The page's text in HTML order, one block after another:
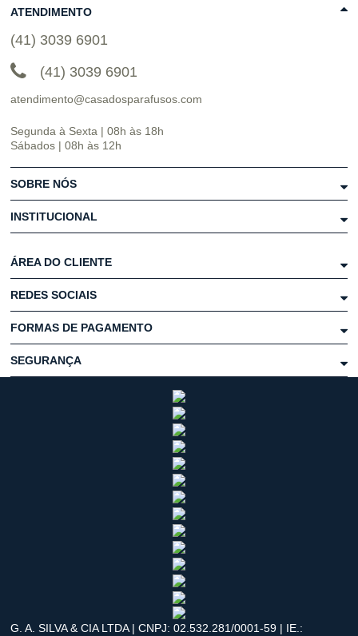
ATENDIMENTO
(41) 3039 6901
(41) 3039 6901
atendimento@casadosparafusos.com
Segunda à Sexta | 08h às 18h
Sábados | 08h às 12h
SOBRE NÓS
INSTITUCIONAL
ÁREA DO CLIENTE
REDES SOCIAIS
FORMAS DE PAGAMENTO
SEGURANÇA
G. A. SILVA & CIA LTDA | CNPJ: 02.532.281/0001-59 | IE.: